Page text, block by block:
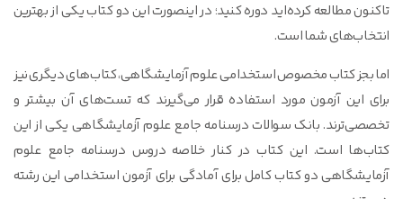
تاکنون مطالعه کرده‌اید دوره کنید؛ در اینصورت این دو کتاب یکی از بهترین
انتخاب‌های شما است.
اما بجز کتاب مخصوص استخدامی علوم آزمایشگاهی، کتاب‌های دیگری نیز
برای این آزمون مورد استفاده قرار می‌گیرند که تست‌های آن بیشتر و
تخصصی‌ترند. بانک سوالات درسنامه جامع علوم آزمایشگاهی یکی از این
کتاب‌ها است. این کتاب در کنار خلاصه دروس درسنامه جامع علوم
آزمایشگاهی دو کتاب کامل برای آمادگی برای آزمون استخدامی این رشته